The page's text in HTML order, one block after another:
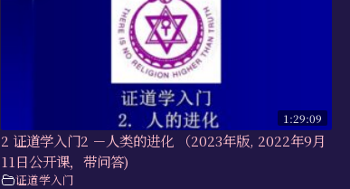
1:29:09
2 证道学入门2 －人类的进化 （2023年版, 2022年9月
11日公开课，带问答)
证道学入门